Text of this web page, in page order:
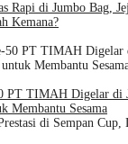
Rapi di Jumbo Bag,
Kemana?
PT TIMAH Digelar di
Membantu Sesama